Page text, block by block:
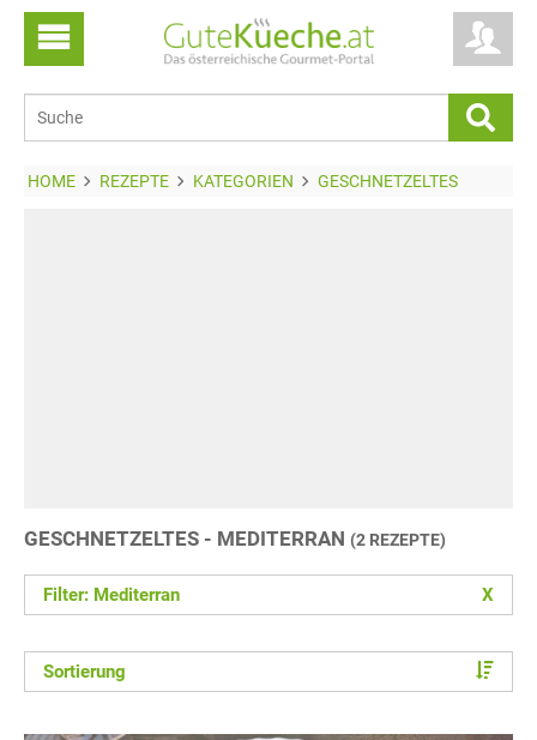
HOME REZEPTE KATEGORIEN GESCHNETZELTES
GESCHNETZELTES - MEDITERRAN (2 REZEPTE)
Filter: Mediterran X
Sortierung